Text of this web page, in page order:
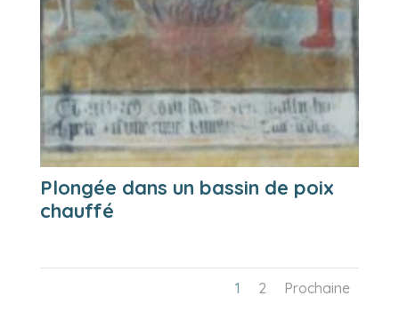
Plongée dans un bassin de poix
chauffé
1 2 Prochaine